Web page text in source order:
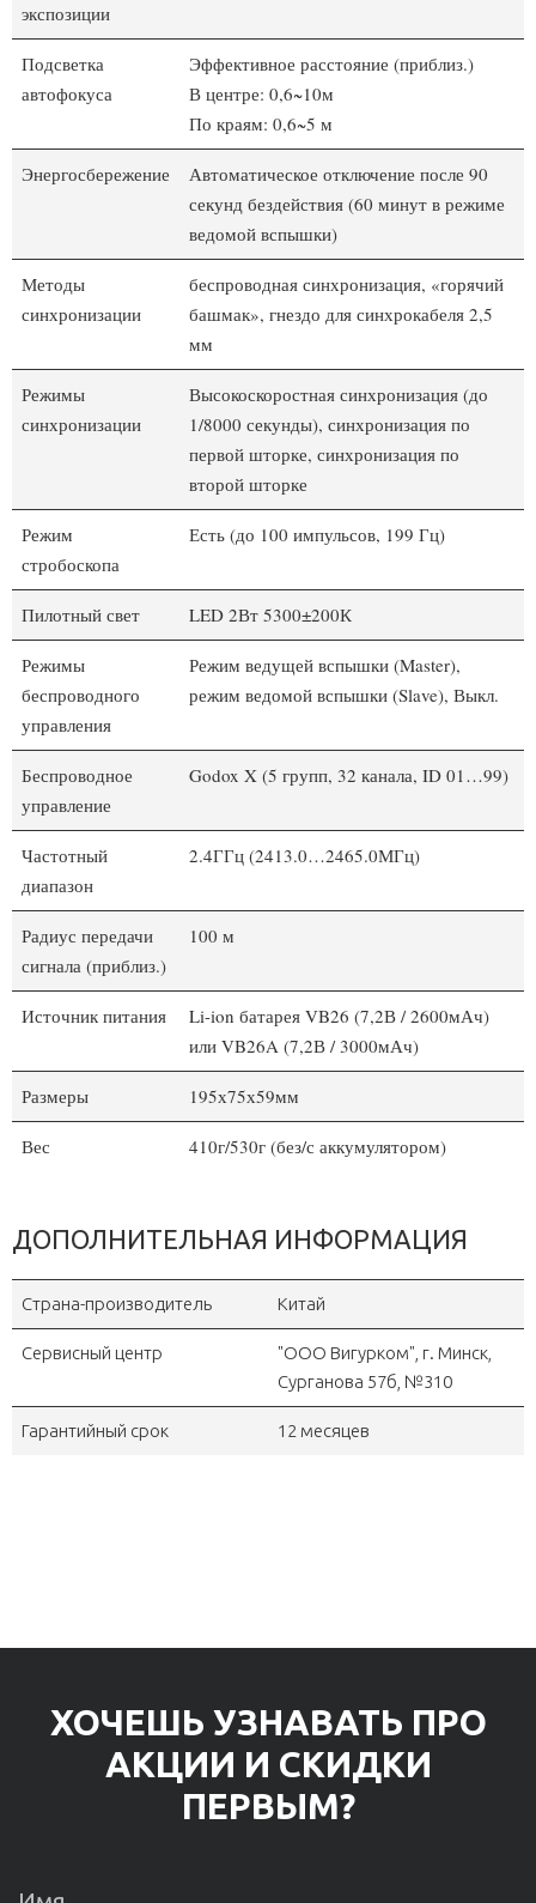
экспозиции
Подсветка
автофокуса
Эффективное расстояние (приблиз.)
В центре: 0,6~10м
По краям: 0,6~5 м
Энергосбережение
Автоматическое отключение после 90
секунд бездействия (60 минут в режиме
ведомой вспышки)
Методы
синхронизации
беспроводная синхронизация, «горячий
башмак», гнездо для синхрокабеля 2,5
мм
Режимы
синхронизации
Высокоскоростная синхронизация (до
1/8000 секунды), синхронизация по
первой шторке, синхронизация по
второй шторке
Режим
стробоскопа
Есть (до 100 импульсов, 199 Гц)
Пилотный свет LED 2Вт 5300±200К
Режимы
беспроводного
управления
Режим ведущей вспышки (Master),
режим ведомой вспышки (Slave), Выкл.
Беспроводное
управление
Godox X (5 групп, 32 канала, ID 01…99)
Частотный
диапазон
2.4ГГц (2413.0…2465.0МГц)
Радиус передачи
сигнала (приблиз.)
100 м
Источник питания
Li-ion батарея VB26 (7,2В / 2600мАч)
или VB26A (7,2В / 3000мАч)
Размеры 195х75х59мм
Вес 410г/530г (без/с аккумулятором)
ДОПОЛНИТЕЛЬНАЯ ИНФОРМАЦИЯ
Страна-производитель Китай
Сервисный центр
"OOO Вигурком", г. Минск,
Сурганова 57б, №310
Гарантийный срок 12 месяцев
ХОЧЕШЬ УЗНАВАТЬ ПРО
АКЦИИ И СКИДКИ
ПЕРВЫМ?